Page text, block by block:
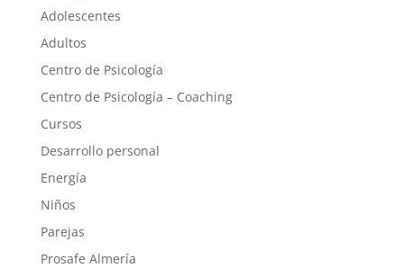
Adolescentes
Adultos
Centro de Psicología
Centro de Psicología – Coaching
Cursos
Desarrollo personal
Energía
Niños
Parejas
Prosafe Almería